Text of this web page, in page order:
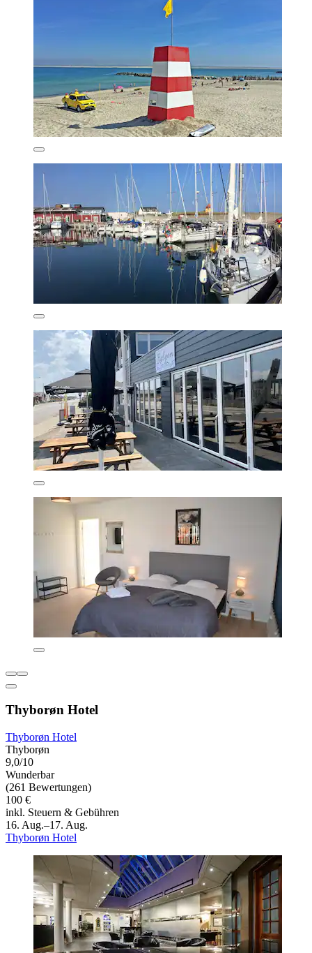
Thyborøn Hotel
Thyborøn Hotel
Thyborøn
9,0/10
Wunderbar
(261 Bewertungen)
100 €
inkl. Steuern & Gebühren
16. Aug.–17. Aug.
Thyborøn Hotel